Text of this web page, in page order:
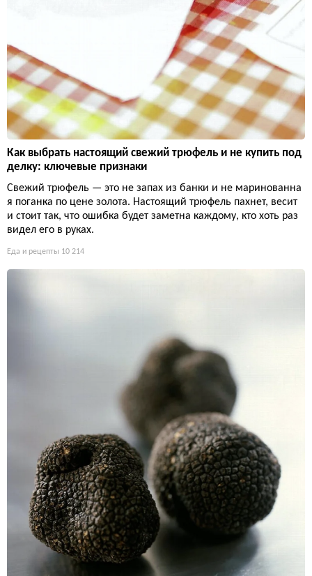
Как выбрать настоящий свежий трюфель и не купить под
делку: ключевые признаки
Свежий трюфель — это не запах из банки и не маринованна
я поганка по цене золота. Настоящий трюфель пахнет, весит
и стоит так, что ошибка будет заметна каждому, кто хоть раз
видел его в руках.
Еда и рецепты 10 214